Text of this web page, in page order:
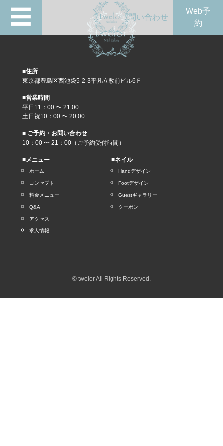
☰ 問い合わせ
Web予
約
■住所
東京都豊島区西池袋5-2-3平凡立教前ビル6Ｆ
■営業時間
平日11：00 〜 21:00
土日祝10：00 〜 20:00
■ ご予約・お問い合わせ
10：00 〜 21：00（ご予約受付時間）
■メニュー
ホーム
コンセプト
料金メニュー
Q&A
アクセス
求人情報
■ネイル
Handデザイン
Footデザイン
Guestギャラリー
クーポン
© twelor All Rights Reserved.